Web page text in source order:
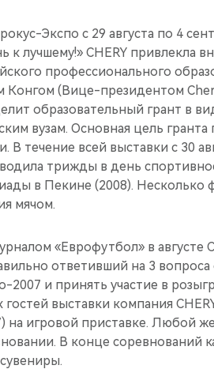
Экспо с 29 августа по 4
к лучшему!» CHERY привлекла
профессионального
(Вице-президентом
образовательный грант в
вузам. Основная цель
В течение всей выставки с 30
трижды в день
в Пекине (2008). Несколько
мячом.
«Еврофутбол» в августе
ответивший на 3 вопроса
2007 и принять участие в
гостей выставки компания
на игровой приставке. Любой
В конце соревнований